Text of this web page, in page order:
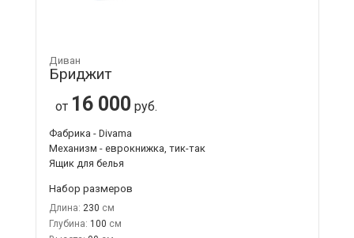
Диван
Бриджит
от 16 000 руб.
Фабрика - Divama
Механизм - еврокнижка, тик-так
Ящик для белья
Набор размеров
Длина: 230
Глубина: 100